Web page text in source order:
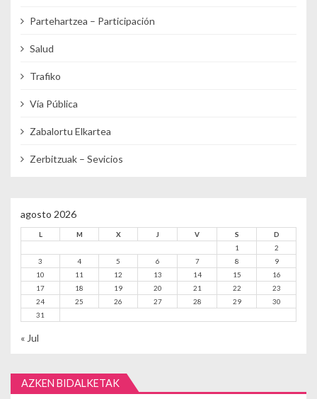
Partehartzea – Participación
Salud
Trafiko
Vía Pública
Zabalortu Elkartea
Zerbitzuak – Sevicios
agosto 2026
L M X J V S
D
1
2
3
4 5 6 7 8
9
10
11 12 13 14 15
16
17
18 19 20 21 22
23
24
25 26 27 28 29
30
31
« Jul
AZKEN BIDALKETAK